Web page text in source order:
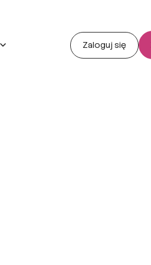
Zaloguj się